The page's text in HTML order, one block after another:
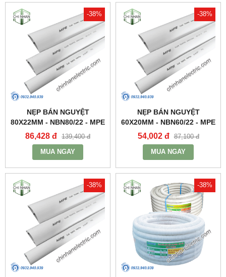
-38%
NẸP BÁN NGUYỆT
80X22MM - NBN80/22 - MPE
86,428 đ 139,400 đ
MUA NGAY
-38%
NẸP BÁN NGUYỆT
60X20MM - NBN60/22 - MPE
54,002 đ 87,100 đ
MUA NGAY
-38% -38%